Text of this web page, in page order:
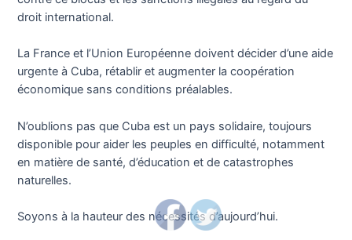
droit international.
La France et l’Union Européenne doivent décider d’une aide
urgente à Cuba, rétablir et augmenter la coopération
économique sans conditions préalables.
N’oublions pas que Cuba est un pays solidaire, toujours
disponible pour aider les peuples en difficulté, notamment
en matière de santé, d’éducation et de catastrophes
naturelles.
Soyons à la hauteur des nécessités d’aujourd’hui.